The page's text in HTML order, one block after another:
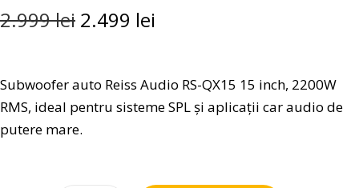
2.999lei 2.499 lei
Subwoofer auto Reiss Audio RS-QX15 15 inch, 2200W
RMS, ideal pentru sisteme SPL și aplicații car audio de
putere mare.